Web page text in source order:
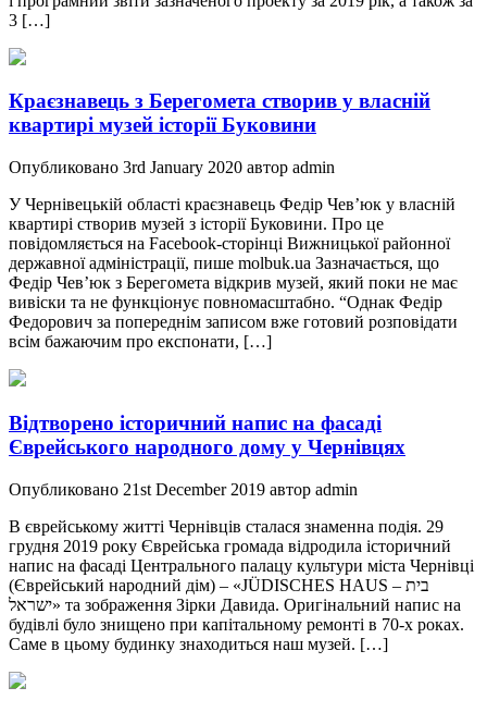
3 […]
Краєзнавець з Берегомета створив у власній
квартирі музей історії Буковини
Опубликовано 3rd January 2020 автор admin
У Чернівецькій області краєзнавець Федір Чев’юк у власній
квартирі створив музей з історії Буковини. Про це
повідомляється на Facebook-сторінці Вижницької районної
державної адміністрації, пише molbuk.ua Зазначається, що
Федір Чев’юк з Берегомета відкрив музей, який поки не має
вивіски та не функціонує повномасштабно. “Однак Федір
Федорович за попереднім записом вже готовий розповідати
всім бажаючим про експонати, […]
Відтворено історичний напис на фасаді
Єврейського народного дому у Чернівцях
Опубликовано 21st December 2019 автор admin
В єврейському житті Чернівців сталася знаменна подія. 29
грудня 2019 року Єврейська громада відродила історичний
напис на фасаді Центрального палацу культури міста Чернівці
(Єврейський народний дім) – «JÜDISCHES HAUS – בית
ישראל» та зображення Зірки Давида. Оригінальний напис на
будівлі було знищено при капітальному ремонті в 70-х роках.
Саме в цьому будинку знаходиться наш музей. […]